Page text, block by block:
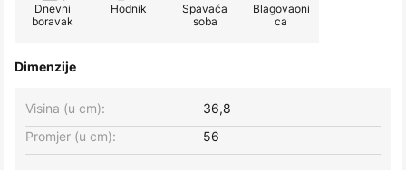
Dnevni
boravak
Hodnik
Spavaća
soba
Blagovaoni
ca
Dimenzije
Visina (u cm):
36,8
Promjer (u cm):
56